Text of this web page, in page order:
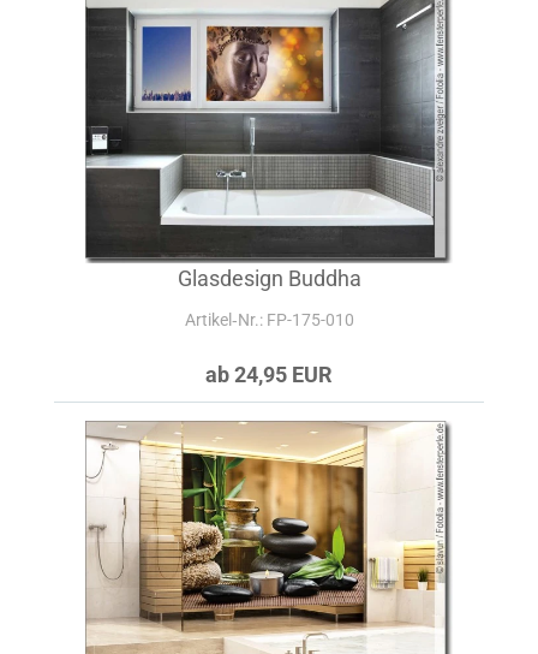
Glasdesign Buddha
Artikel‑Nr.: FP-175-010
ab 24,95 EUR